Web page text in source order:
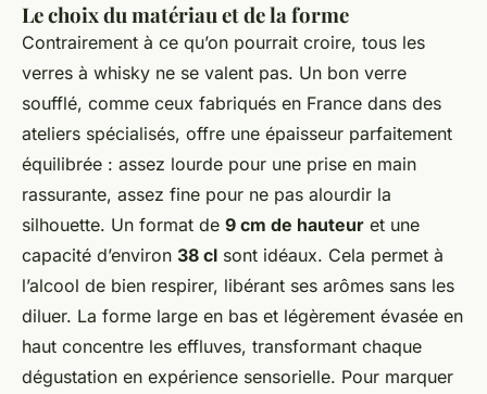
Le choix du matériau et de la forme
Contrairement à ce qu’on pourrait croire, tous les
verres à whisky ne se valent pas. Un bon verre
soufflé, comme ceux fabriqués en France dans des
ateliers spécialisés, offre une épaisseur parfaitement
équilibrée : assez lourde pour une prise en main
rassurante, assez fine pour ne pas alourdir la
silhouette. Un format de 9 cm de hauteur et une
capacité d’environ 38 cl sont idéaux. Cela permet à
l’alcool de bien respirer, libérant ses arômes sans les
diluer. La forme large en bas et légèrement évasée en
haut concentre les effluves, transformant chaque
dégustation en expérience sensorielle. Pour marquer